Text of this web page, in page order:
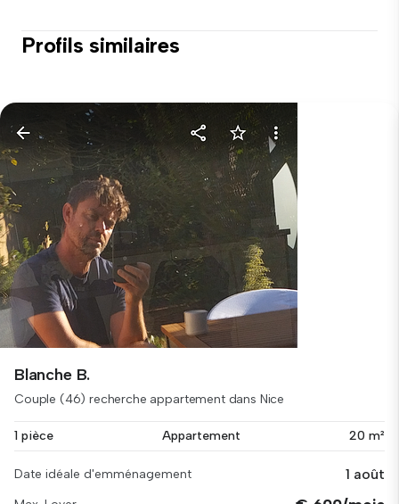
Profils similaires
Blanche B.
Couple (46) recherche appartement dans Nice
1 pièce Appartement 20 m²
Date idéale d'emménagement 1 août